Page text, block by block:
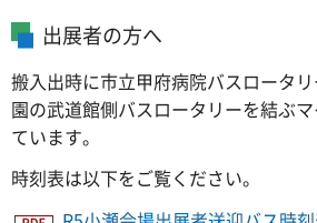
出展者の方へ
搬入出時に市立甲府病院バスロータ
園の武道館側バスロータリーを結ぶ
ています。
時刻表は以下をご覧ください。